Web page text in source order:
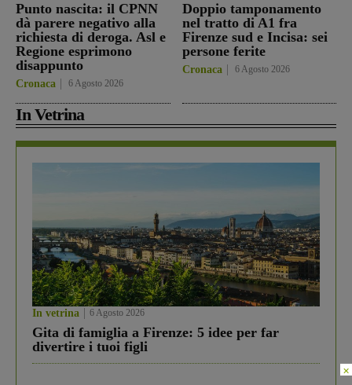
Punto nascita: il CPNN
dà parere negativo alla
richiesta di deroga. Asl e
Regione esprimono
disappunto
Cronaca 6 Agosto 2026
Doppio tamponamento
nel tratto di A1 fra
Firenze sud e Incisa: sei
persone ferite
Cronaca 6 Agosto 2026
In Vetrina
In vetrina 6 Agosto 2026
Gita di famiglia a Firenze: 5 idee per far
divertire i tuoi figli
×